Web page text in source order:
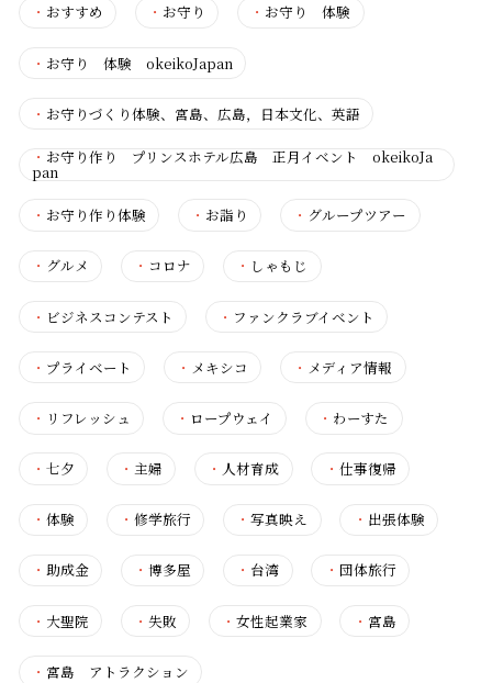
・ おすすめ ・ お守り ・ お守り 体験
・ お守り 体験 okeikoJapan
・ お守りづくり体験、宮島、広島，日本文化、英語
・ お守り作り プリンスホテル広島 正月イベント okeikoJa
pan
・ お守り作り体験 ・ お詣り ・ グループツアー
・ グルメ ・ コロナ ・ しゃもじ
・ ビジネスコンテスト ・ ファンクラブイベント
・ プライベート ・ メキシコ ・ メディア情報
・ リフレッシュ ・ ロープウェイ ・ わーすた
・ 七夕 ・主婦 ・ 人材育成 ・ 仕事復帰
・ 体験 ・修学旅行 ・写真映え ・ 出張体験
・ 助成金 ・博多屋 ・ 台湾 ・ 団体旅行
・ 大聖院 ・失敗 ・女性起業家 ・ 宮島
・ 宮島 アトラクション